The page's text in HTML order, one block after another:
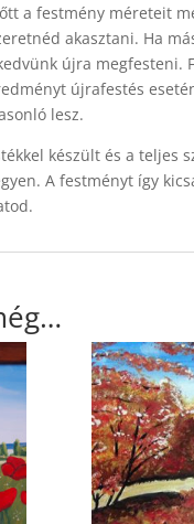
a festmény méreteit
akasztani. Ha
újra megfesteni.
újrafestés
lesz.
készült és a teljes
A festményt így